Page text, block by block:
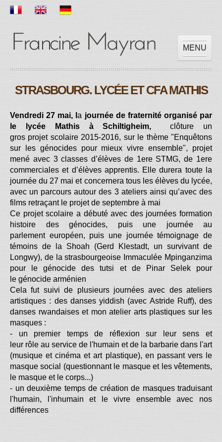
MENU
OEUVRES
SCOLAIRE
PRESSES
VIDEOS
CONTACT
STRASBOURG. LYCÉE ET CFA MATHIS
Vendredi 27 mai, la journée de fraternité organisé par
le lycée Mathis à Schiltigheim,
clôture un
gros projet scolaire 2015-2016, sur le thème "Enquêtons
sur les génocides pour mieux vivre ensemble", projet
mené avec 3 classes d’élèves de 1ere STMG, de 1ere
commerciales et d’élèves apprentis. Elle durera toute la
journée du 27 mai et concernera tous les élèves du lycée,
avec un parcours autour des 3 ateliers ainsi qu’avec des
films retraçant le projet de septembre à mai
Ce projet scolaire a débuté avec des journées formation
histoire des génocides, puis une journée au
parlement européen, puis une journée témoignage de
témoins de la Shoah (Gerd Klestadt, un survivant de
Longwy), de la strasbourgeoise Immaculée Mpinganzima
pour le génocide des tutsi et de Pinar Selek pour
le génocide arménien
Cela fut suivi de plusieurs journées avec des ateliers
artistiques : des danses yiddish (avec Astride Ruff), des
danses rwandaises et mon atelier arts plastiques sur les
masques :
- un premier temps de réflexion sur leur sens et
leur rôle au service de l'humain et de la barbarie dans l'art
(musique et cinéma et art plastique), en passant vers le
masque social (questionnant le masque et les vêtements,
le masque et le corps...)
- un deuxième temps de création de masques traduisant
l'humain, l'inhumain et le vivre ensemble avec nos
différences